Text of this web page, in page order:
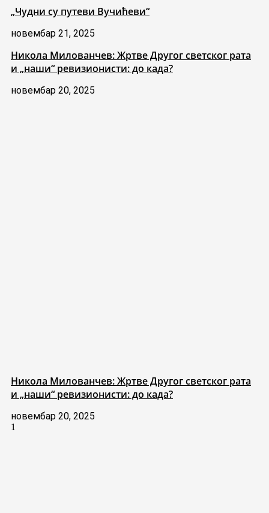
„Чудни су путеви Вучићеви“
новембар 21, 2025
Никола Милованчев: Жртве Другог светског рата
и „наши“ ревизионисти: до када?
новембар 20, 2025
Никола Милованчев: Жртве Другог светског рата
и „наши“ ревизионисти: до када?
новембар 20, 2025